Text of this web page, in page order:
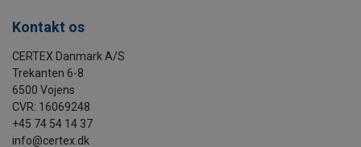
Kontakt os
CERTEX Danmark A/S
Trekanten 6-8
6500 Vojens
CVR: 16069248
+45 74 54 14 37
info@certex.dk